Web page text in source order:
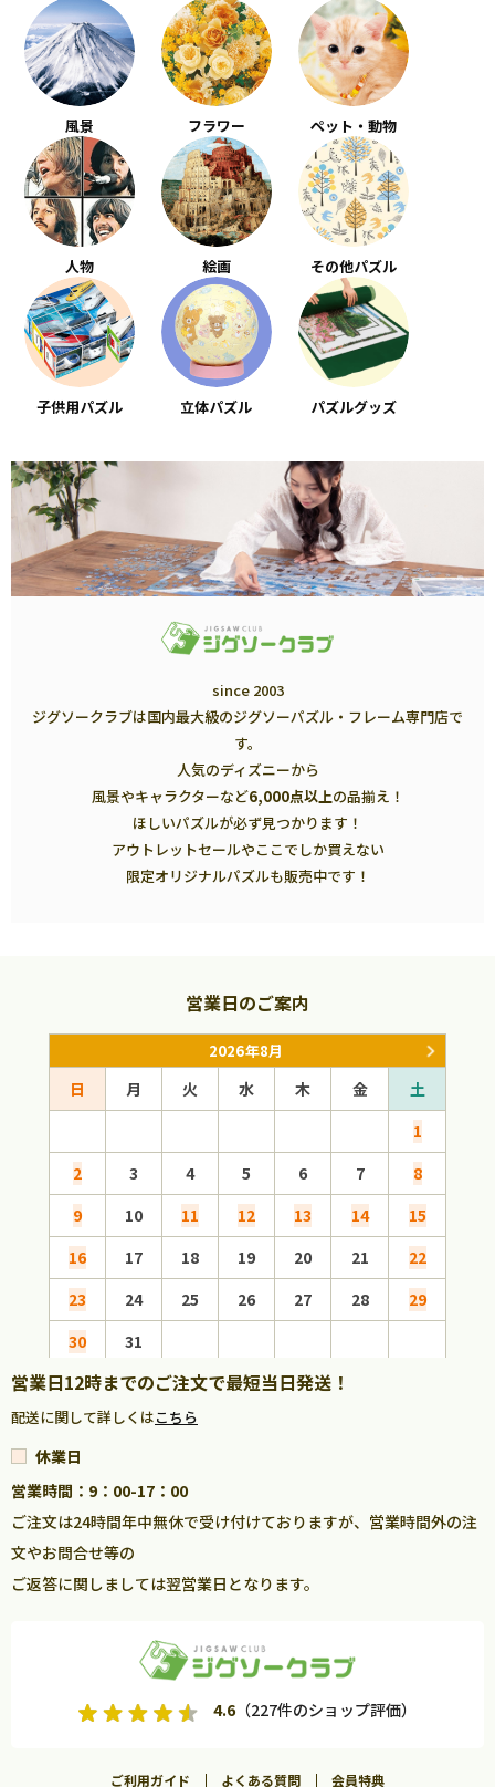
風景 フラワー ペット・動物
人物 絵画 その他パズル
子供用パズル 立体パズル パズルグッズ
since 2003
ジグソークラブは国内最大級のジグソーパズル・フレーム専門店で
す。
人気のディズニーから
風景やキャラクターなど6,000点以上の品揃え！
ほしいパズルが必ず見つかります！
アウトレットセールやここでしか買えない
限定オリジナルパズルも販売中です！
営業日のご案内
2026年8月
日 月 火 水 木 金
土
1
2
3 4 5 6 7
8
9
10 11 12 13 14
15
16
17 18 19 20 21
22
23
24 25 26 27 28
29
30
31
営業日12時までのご注文で最短当日発送！
配送に関して詳しくはこちら
休業日
営業時間：9：00-17：00
ご注文は24時間年中無休で受け付けておりますが、営業時間外の注
文やお問合せ等の
ご返答に関しましては翌営業日となります。
4.6（227件のショップ評価）
ご利用ガイド よくある質問 会員特典